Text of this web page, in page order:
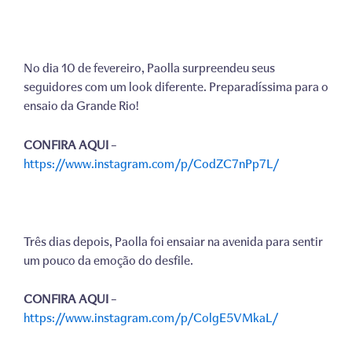
No dia 10 de fevereiro, Paolla surpreendeu seus
seguidores com um look diferente. Preparadíssima para o
ensaio da Grande Rio!
CONFIRA AQUI–
https://www.instagram.com/p/CodZC7nPp7L/
Três dias depois, Paolla foi ensaiar na avenida para sentir
um pouco da emoção do desfile.
CONFIRA AQUI–
https://www.instagram.com/p/ColgE5VMkaL/